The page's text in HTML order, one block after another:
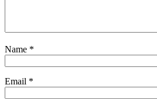
Name *
Email *